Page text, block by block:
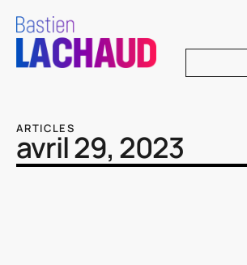
ARTICLES
avril 29, 2023